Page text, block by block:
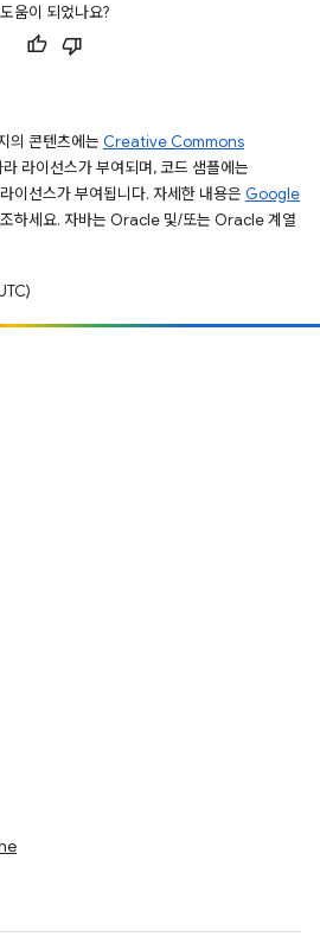
도움이 되었나요?
의 콘텐츠에는 Creative Commons
라 라이선스가 부여되며, 코드 샘플에는
이선스가 부여됩니다. 자세한 내용은 Google
하세요. 자바는 Oracle 및/또는 Oracle 계열